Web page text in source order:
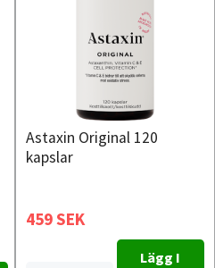
Astaxin Original 120
kapslar
459 SEK
Lägg I